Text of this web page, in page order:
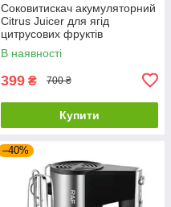
Соковитискач акумуляторний
Citrus Juicer для ягід
цитрусових фруктів
В наявності
399 ₴ 700 ₴
Купити
–40%